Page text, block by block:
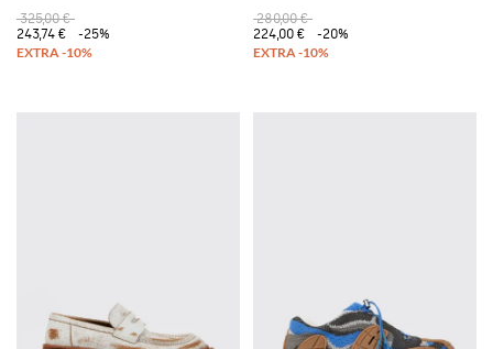
325,00 €
243,74 €
-25%
280,00 €
224,00 €
-20%